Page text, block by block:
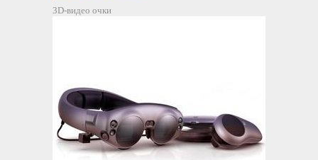
Hololens 2
3D-видео очки